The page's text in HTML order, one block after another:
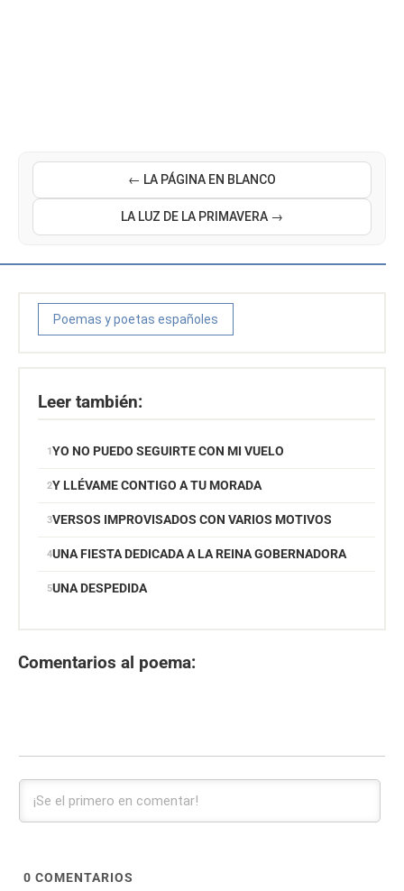
← LA PÁGINA EN BLANCO
LA LUZ DE LA PRIMAVERA →
Poemas y poetas españoles
Leer también:
YO NO PUEDO SEGUIRTE CON MI VUELO
Y LLÉVAME CONTIGO A TU MORADA
VERSOS IMPROVISADOS CON VARIOS MOTIVOS
UNA FIESTA DEDICADA A LA REINA GOBERNADORA
UNA DESPEDIDA
Comentarios al poema:
0 COMENTARIOS